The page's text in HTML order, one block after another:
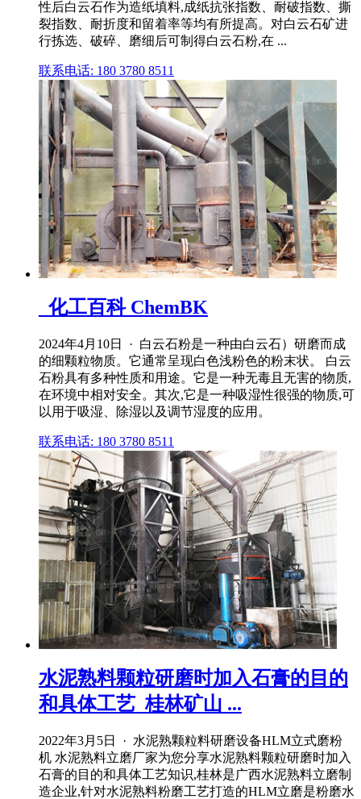
性后白云石作为造纸填料,成纸抗张指数、耐破指数、撕
裂指数、耐折度和留着率等均有所提高。对白云石矿进
行拣选、破碎、磨细后可制得白云石粉,在 ...
联系电话: 180 3780 8511
_化工百科 ChemBK
2024年4月10日 · 白云石粉是一种由白云石）研磨而成
的细颗粒物质。它通常呈现白色浅粉色的粉末状。 白云
石粉具有多种性质和用途。它是一种无毒且无害的物质,
在环境中相对安全。其次,它是一种吸湿性很强的物质,可
以用于吸湿、除湿以及调节湿度的应用。
联系电话: 180 3780 8511
水泥熟料颗粒研磨时加入石膏的目的
和具体工艺_桂林矿山 ...
2022年3月5日 · 水泥熟颗粒料研磨设备HLM立式磨粉
机 水泥熟料立磨厂家为您分享水泥熟料颗粒研磨时加入
石膏的目的和具体工艺知识,桂林是广西水泥熟料立磨制
造企业,针对水泥熟料粉磨工艺打造的HLM立磨是粉磨水